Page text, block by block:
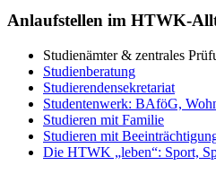
Anlaufstellen im HTWK-
Studienämter & zentrales
Studienberatung
Studierendensekretariat
Studentenwerk: BAföG,
Studieren mit Familie
Studieren mit
Die HTWK „leben“: Sport,